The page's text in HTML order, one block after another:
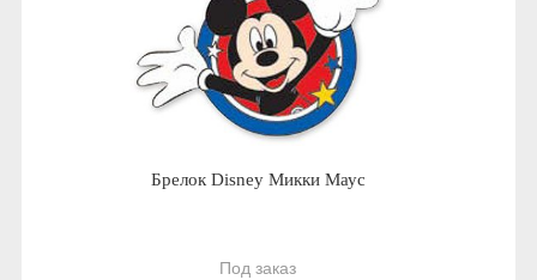
Брелок Disney Микки Маус
Под заказ